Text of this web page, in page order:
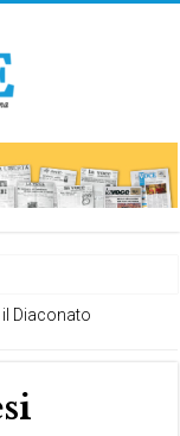
Diaconato